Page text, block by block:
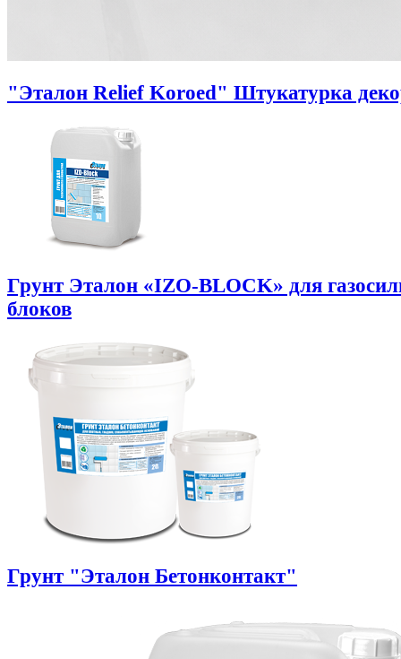
"Эталон Relief Koroed" Штукатурка
Грунт Эталон «IZO-BLOCK» для
блоков
Грунт "Эталон Бетонконтакт"